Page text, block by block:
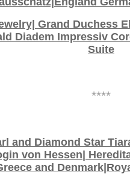
Grand Duchess
Diadem Impressiv
Suite
****
and Diamond Star
von Hessen|
and